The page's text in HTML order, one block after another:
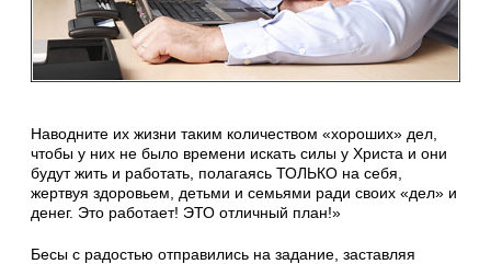
Наводните их жизни таким количеством «хороших» дел,
чтобы у них не было времени искать силы у Христа и они
будут жить и работать, полагаясь ТОЛЬКО на себя,
жертвуя здоровьем, детьми и семьями ради своих «дел» и
денег. Это работает! ЭТО отличный план!»
Бесы с радостью отправились на задание, заставляя